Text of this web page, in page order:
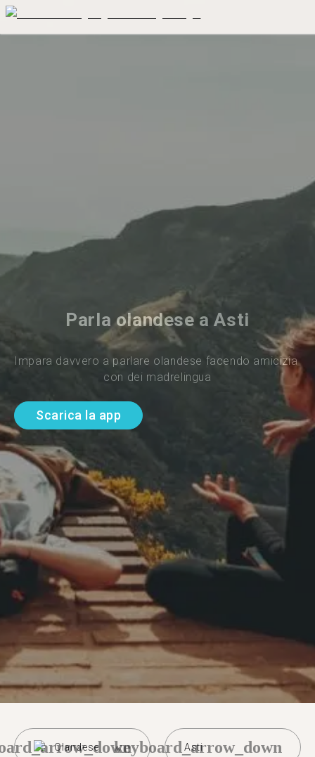
Parla olandese a Asti
Impara davvero a parlare olandese facendo amicizia
con dei madrelingua
Scarica la app
Olandese Asti
keyboard_arrow_down